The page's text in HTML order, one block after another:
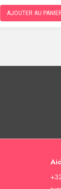
AJOUTER AU